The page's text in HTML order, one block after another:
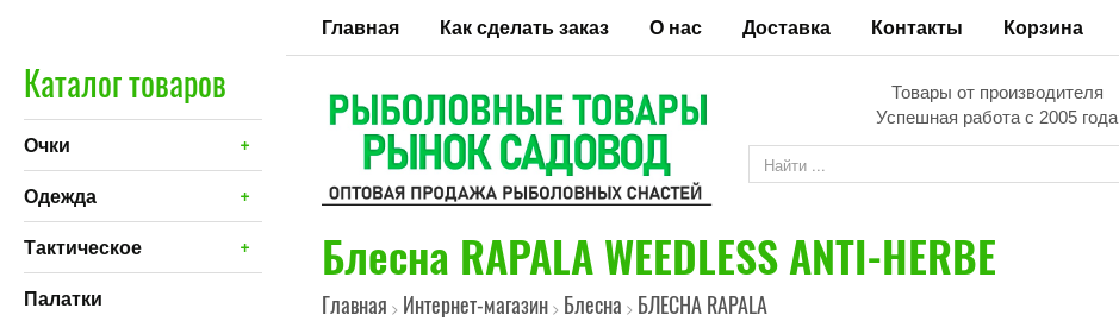
Главная Как сделать заказ О нас Доставка Контакты Корзина
Товары от производителя
Успешная работа с 2005 года
Каталог товаров
+
Очки
+
Одежда
+
Тактическое
Палатки
Блесна RAPALA WEEDLESS ANTI-HERBE
Главная > Интернет-магазин > Блесна > БЛЕСНА RAPALA